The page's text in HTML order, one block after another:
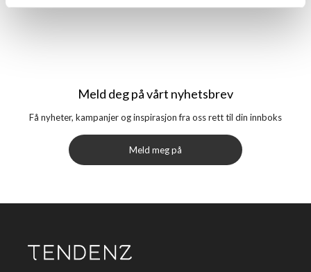
Meld deg på vårt nyhetsbrev
Få nyheter, kampanjer og inspirasjon fra oss rett til din innboks
Meld meg på